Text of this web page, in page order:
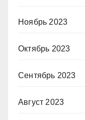
Ноябрь 2023
Октябрь 2023
Сентябрь 2023
Август 2023